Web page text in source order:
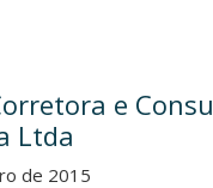
e
Ltda
de 2015